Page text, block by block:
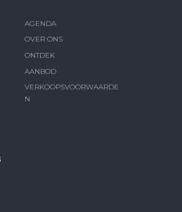
AGENDA
OVER ONS
ONTDEK
AANBOD
VERKOOPSVOORWAARDE
N